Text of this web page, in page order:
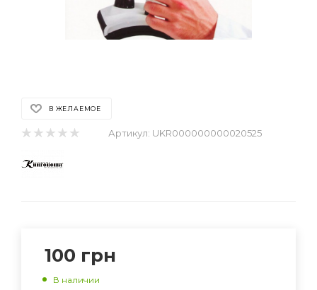
В ЖЕЛАЕМОЕ
Артикул: UKR000000000020525
100 грн
В наличии